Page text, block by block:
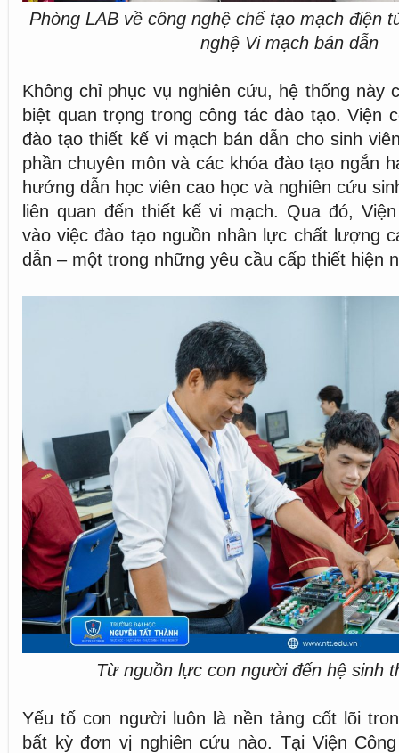
Phòng LAB về công nghệ chế tạo mạch điện
nghệ Vi mạch bán dẫn
Không chỉ phục vụ nghiên cứu, hệ thống này
biệt quan trọng trong công tác đào tạo. Viện
đào tạo thiết kế vi mạch bán dẫn cho sinh
phần chuyên môn và các khóa đào tạo ngắn
hướng dẫn học viên cao học và nghiên cứu
liên quan đến thiết kế vi mạch. Qua đó,
vào việc đào tạo nguồn nhân lực chất lượng
dẫn – một trong những yêu cầu cấp thiết hiện
Từ nguồn lực con người đến hệ sinh
Yếu tố con người luôn là nền tảng cốt lõi
bất kỳ đơn vị nghiên cứu nào. Tại Viện